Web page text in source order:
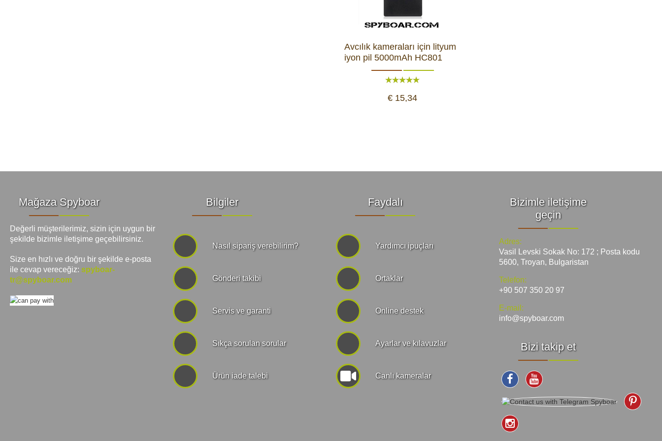
Arşiv ürünleri
Avcılık kameraları için lityum
iyon pil 5000mAh HC801
€ 15,34
Mağaza Spyboar
Değerli müşterilerimiz, sizin için uygun bir
şekilde bizimle iletişime geçebilirsiniz.
Size en hızlı ve doğru bir şekilde e-posta
ile cevap vereceğiz: spyboar-
tr@spyboar.com
Bilgiler
Nasıl sipariş verebilirim?
Gönderi takibi
Servis ve garanti
Sıkça sorulan sorular
Ürün iade talebi
Faydalı
Yardımcı ipuçları
Ortaklar
Online destek
Ayarlar ve kılavuzlar
Canlı kameralar
Bizimle iletişime
geçin
Adres:
Vasil Levski Sokak No: 172 ; Posta kodu
5600, Troyan, Bulgaristan
Telefon:
+90 507 350 20 97
E-mail:
info@spyboar.com
Bizi takip et